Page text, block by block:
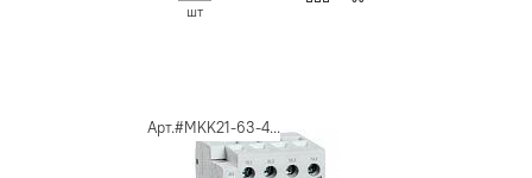
шт
Арт.#MKK21-63-4...